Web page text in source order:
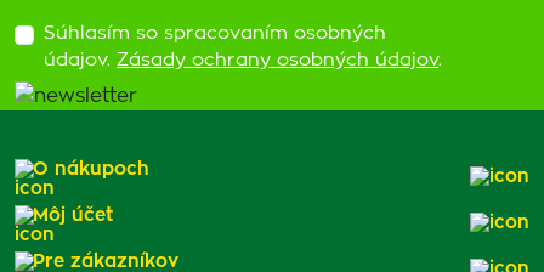
Súhlasím so spracovaním osobných
údajov. Zásady ochrany osobných údajov.
O nákupoch
Môj účet
Pre zákazníkov